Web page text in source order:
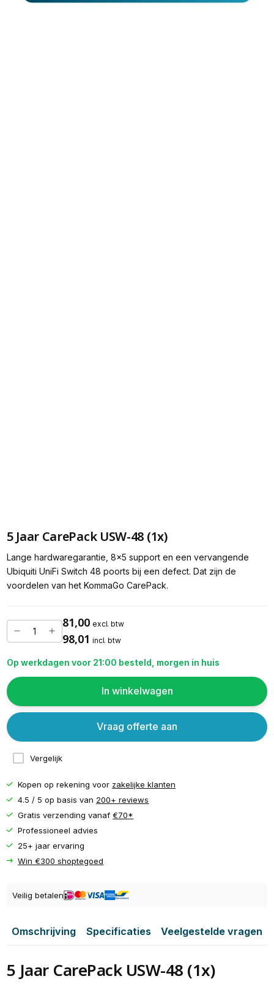
5 Jaar CarePack USW-48 (1x)
Lange hardwaregarantie, 8x5 support en een vervangende
Ubiquiti UniFi Switch 48 poorts bij een defect. Dat zijn de
voordelen van het KommaGo CarePack.
81,00 excl. btw
98,01 incl. btw
Op werkdagen voor 21:00 besteld, morgen in huis
In winkelwagen
Vergelijk
Vraag offerte aan
Kopen op rekening voor zakelijke klanten
4.5 / 5 op basis van 200+ reviews
Gratis verzending vanaf€70*
Professioneel advies
25+ jaar ervaring
Win €300 shoptegoed
Veilig betalen
Omschrijving Specificaties Veelgestelde vragen
5 Jaar CarePack USW-48 (1x)